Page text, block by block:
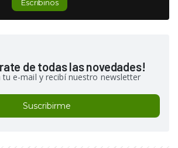
Escribinos
de todas las novedades!
tu e-mail y recibí nuestro newsletter
Suscribirme